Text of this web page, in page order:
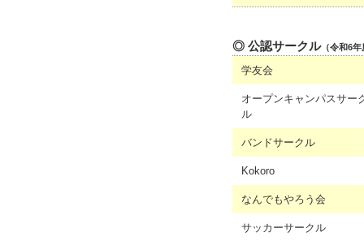
◎ 公認サークル（令和6年
学友会
オープンキャンパスサー
ル
バンドサークル
Kokoro
なんでもやろう会
サッカーサークル